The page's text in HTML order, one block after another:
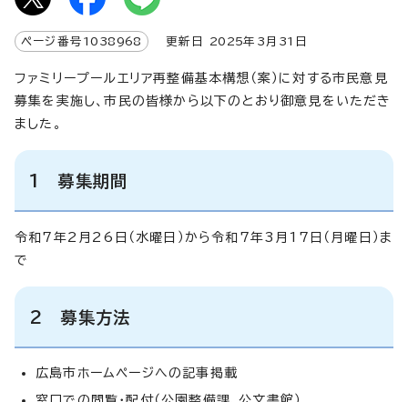
ページ番号 1038968 更新日 2025年3月 31 日
ファミリープールエリア再整備基本構想（案）に対する市民意見
募集を実施し、市民の皆様から以下のとおり御意見をいただき
ました。
1 募集期間
令和7年2月26日（水曜日）から令和7年3月17日（月曜日）ま
で
2 募集方法
広島市ホームページへの記事掲載